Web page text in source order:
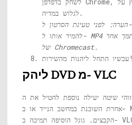
לגלוש במדיה.
הערה: לפני טעינת הסרטון ל- Chrome, הקפד
להמיר אותו ל- MP4 או לפורמט מדיה נתמך אחר
של Chromecast.
עכשיו התחל ליהנות מהשירות!
ליהק DVD מ- VLC
זוהי שיטה יעילה נוספת להטיל את ה- DVD או כל מדיה
אחרת השוכנת במחשב הנייד או ב- MAC מבלי להעביר את
הקבצים. גוגל הוסיפה תמיכה ב- VLC ב- Chromecast 3